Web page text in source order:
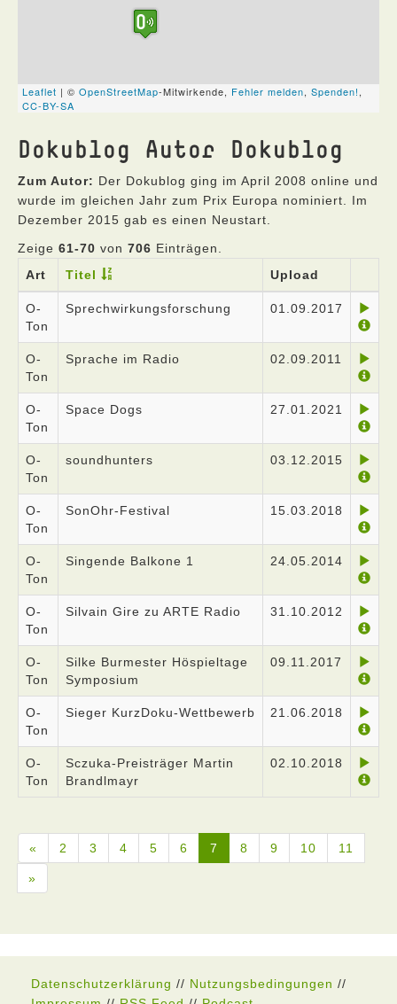
Dokublog Autor Dokublog
Zum Autor: Der Dokublog ging im April 2008 online und
wurde im gleichen Jahr zum Prix Europa nominiert. Im
Dezember 2015 gab es einen Neustart.
Zeige 61-70 von 706 Einträgen.
Art
Titel Upload
O-
Ton
Sprechwirkungsforschung 01.09.2017
O-
Ton
Sprache im Radio 02.09.2011
O-
Ton
Space Dogs 27.01.2021
O-
Ton
soundhunters 03.12.2015
O-
Ton
SonOhr-Festival 15.03.2018
O-
Ton
Singende Balkone 1 24.05.2014
O-
Ton
Silvain Gire zu ARTE Radio 31.10.2012
O-
Ton
Silke Burmester Höspieltage
Symposium
09.11.2017
O-
Ton
Sieger KurzDoku-Wettbewerb 21.06.2018
O-
Ton
Sczuka-Preisträger Martin
Brandlmayr
02.10.2018
« 2 3 4 5 6 7 8 9 10 11
»
Datenschutzerklärung // Nutzungsbedingungen //